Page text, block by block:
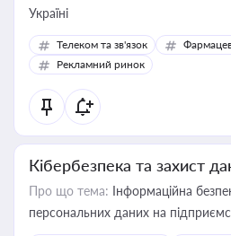
Україні
Телеком та зв'язок
Рекламний ринок
Кібербезпека та захист
Про що тема: Інформаційна
персональних даних на